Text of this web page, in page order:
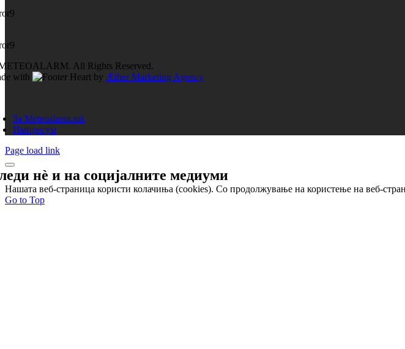
All Rights Reserved.
with
by Æther Marketing Agency
За Meteoalarm.mk
Импресум
Page load link
нѐ и насоцијалните медиуми
Нашата веб-страница користи колачиња (cookies). Со продолжување на користење на веб-
Go to Top